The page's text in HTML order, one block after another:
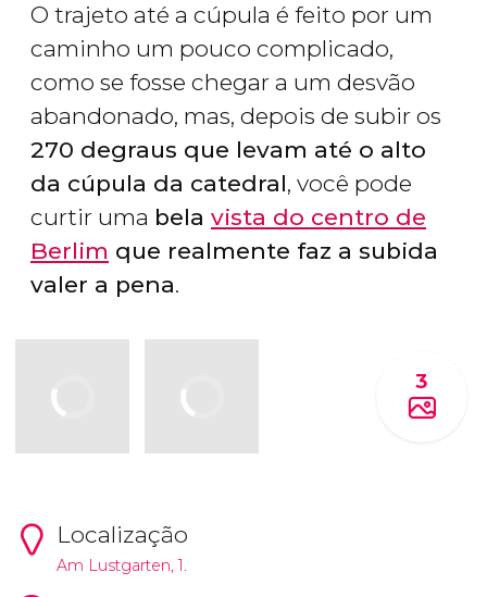
O trajeto até a cúpula é feito por um
caminho um pouco complicado,
como se fosse chegar a um desvão
abandonado, mas, depois de subir os
270 degraus que levam até o alto
da cúpula da catedral, você pode
curtir uma bela vista do centro de
Berlim que realmente faz a subida
valer a pena.
3
Localização
Am Lustgarten, 1.